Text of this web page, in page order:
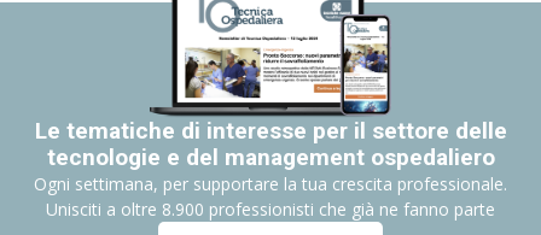
Le tematiche di interesse per il settore delle
tecnologie e del management ospedaliero
Ogni settimana, per supportare la tua crescita professionale.
Unisciti a oltre 8.900 professionisti che già ne fanno parte